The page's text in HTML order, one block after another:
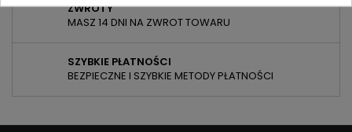
ZWROTY
MASZ 14 DNI NA ZWROT TOWARU
SZYBKIE PŁATNOŚCI
BEZPIECZNE I SZYBKIE METODY PŁATNOŚCI